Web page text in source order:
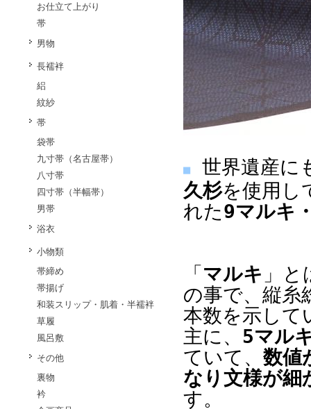
お仕立て上がり
帯
男物
長襦袢
絽
紋紗
帯
袋帯
九寸帯（名古屋帯）
八寸帯
四寸帯（半幅帯）
男帯
浴衣
小物類
帯締め
帯揚げ
和装スリップ・肌着・半襦袢
草履
風呂敷
その他
裏物
衿
■ 世界遺産に
久杉を使用し
れた9マルキ
「マルキ 」
の事で、縦
本数を示して
主に、 5マル
ていて、 数値
なり文様が細
す。